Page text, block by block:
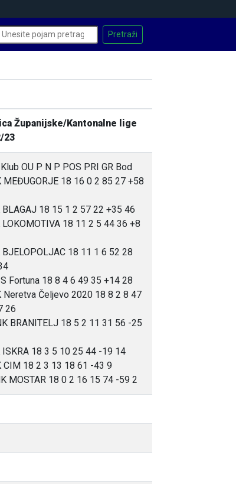
Županijske/Kantonalne lige
23
OU P N P POS PRI GR Bod
MEĐUGORJE 18 16 0 2 85 27 +58
BLAGAJ 18 15 1 2 57 22 +35 46
LOKOMOTIVA 18 11 2 5 44 36 +8
BJELOPOLJAC 18 11 1 6 52 28
Fortuna 18 8 4 6 49 35 +14 28
Neretva Čeljevo 2020 18 8 2 8 47
26
BRANITELJ 18 5 2 11 31 56 -25
ISKRA 18 3 5 10 25 44 -19 14
CIM 18 2 3 13 18 61 -43 9
MOSTAR 18 0 2 16 15 74 -59 2